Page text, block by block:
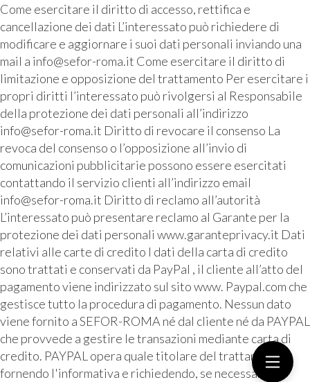
Come esercitare il diritto di accesso, rettifica e
cancellazione dei dati L’interessato può richiedere di
modificare e aggiornare i suoi dati personali inviando una
mail a info@sefor-roma.it Come esercitare il diritto di
limitazione e opposizione del trattamento Per esercitare i
propri diritti l’interessato può rivolgersi al Responsabile
della protezione dei dati personali all’indirizzo
info@sefor-roma.it Diritto di revocare il consenso La
revoca del consenso o l’opposizione all’invio di
comunicazioni pubblicitarie possono essere esercitati
contattando il servizio clienti all’indirizzo email
info@sefor-roma.it Diritto di reclamo all’autorità
L’interessato può presentare reclamo al Garante per la
protezione dei dati personali www.garanteprivacy.it Dati
relativi alle carte di credito I dati della carta di credito
sono trattati e conservati da PayPal , il cliente all’atto del
pagamento viene indirizzato sul sito www. Paypal.com che
gestisce tutto la procedura di pagamento. Nessun dato
viene fornito a SEFOR-ROMA né dal cliente né da PAYPAL
che provvede a gestire le transazioni mediante carta di
credito. PAYPAL opera quale titolare del trattamento
fornendo l'informativa e richiedendo, se necessario, il